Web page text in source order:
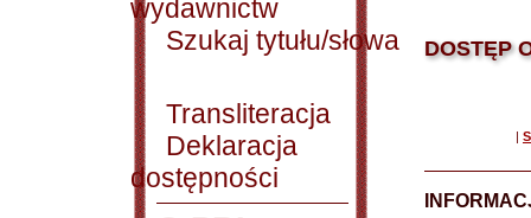
wydawnictw
Szukaj tytułu/słowa
Transliteracja
Deklaracja
dostępności
DOSTĘP
|